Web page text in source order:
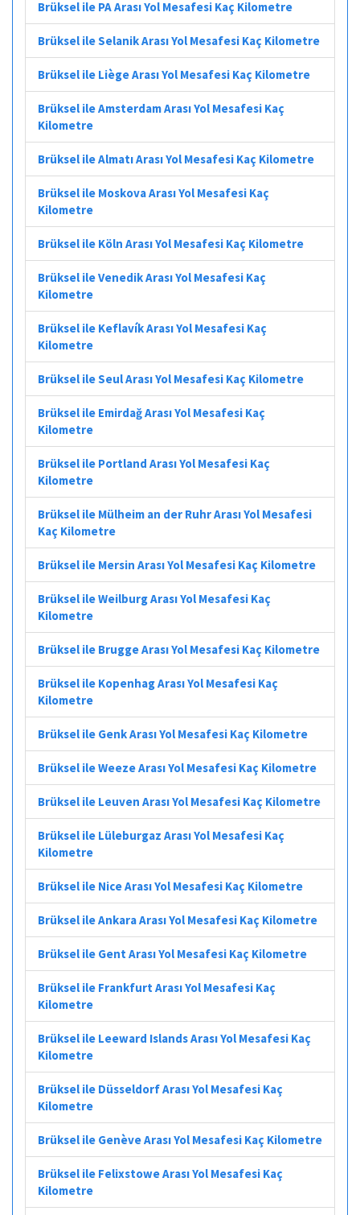
Brüksel ile PA Arası Yol Mesafesi Kaç Kilometre
Brüksel ile Selanik Arası Yol Mesafesi Kaç Kilometre
Brüksel ile Liège Arası Yol Mesafesi Kaç Kilometre
Brüksel ile Amsterdam Arası Yol Mesafesi Kaç
Kilometre
Brüksel ile Almatı Arası Yol Mesafesi Kaç Kilometre
Brüksel ile Moskova Arası Yol Mesafesi Kaç
Kilometre
Brüksel ile Köln Arası Yol Mesafesi Kaç Kilometre
Brüksel ile Venedik Arası Yol Mesafesi Kaç
Kilometre
Brüksel ile Keflavík Arası Yol Mesafesi Kaç
Kilometre
Brüksel ile Seul Arası Yol Mesafesi Kaç Kilometre
Brüksel ile Emirdağ Arası Yol Mesafesi Kaç
Kilometre
Brüksel ile Portland Arası Yol Mesafesi Kaç
Kilometre
Brüksel ile Mülheim an der Ruhr Arası Yol Mesafesi
Kaç Kilometre
Brüksel ile Mersin Arası Yol Mesafesi Kaç Kilometre
Brüksel ile Weilburg Arası Yol Mesafesi Kaç
Kilometre
Brüksel ile Brugge Arası Yol Mesafesi Kaç Kilometre
Brüksel ile Kopenhag Arası Yol Mesafesi Kaç
Kilometre
Brüksel ile Genk Arası Yol Mesafesi Kaç Kilometre
Brüksel ile Weeze Arası Yol Mesafesi Kaç Kilometre
Brüksel ile Leuven Arası Yol Mesafesi Kaç Kilometre
Brüksel ile Lüleburgaz Arası Yol Mesafesi Kaç
Kilometre
Brüksel ile Nice Arası Yol Mesafesi Kaç Kilometre
Brüksel ile Ankara Arası Yol Mesafesi Kaç Kilometre
Brüksel ile Gent Arası Yol Mesafesi Kaç Kilometre
Brüksel ile Frankfurt Arası Yol Mesafesi Kaç
Kilometre
Brüksel ile Leeward Islands Arası Yol Mesafesi Kaç
Kilometre
Brüksel ile Düsseldorf Arası Yol Mesafesi Kaç
Kilometre
Brüksel ile Genève Arası Yol Mesafesi Kaç Kilometre
Brüksel ile Felixstowe Arası Yol Mesafesi Kaç
Kilometre